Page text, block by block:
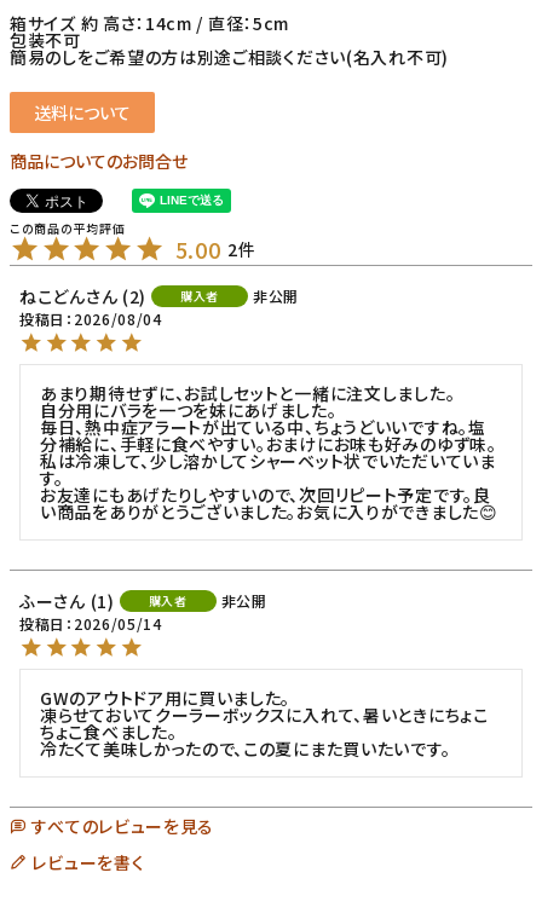
箱サイズ 約 高さ：14cm / 直径：5cm
包装不可
簡易のしをご希望の方は別途ご相談ください(名入れ不可)
送料について
商品についてのお問合せ
5.00 2
ねこどん
2 購入者
非公開
投稿日
2026/08/04
あまり期待せずに、お試しセットと一緒に注文しました。
自分用にバラを一つを妹にあげました。
毎日、熱中症アラートが出ている中、ちょうどいいですね。塩
分補給に、手軽に食べやすい。おまけにお味も好みのゆず味。
私は冷凍して、少し溶かしてシャーベット状でいただいていま
す。
お友達にもあげたりしやすいので、次回リピート予定です。良
い商品をありがとうございました。お気に入りができました😊
ふー 1 購入者
非公開
投稿日
2026/05/14
GWのアウトドア用に買いました。
凍らせておいてクーラーボックスに入れて、暑いときにちょこ
ちょこ食べました。
冷たくて美味しかったので、この夏にまた買いたいです。
すべてのレビューを見る
レビューを書く